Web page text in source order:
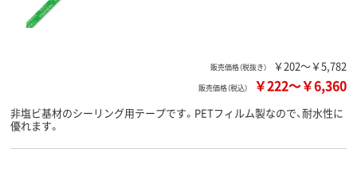
販売価格（税抜き） ￥202～￥5,782
販売価格（税込） ￥222～￥6,360
非塩ビ基材のシーリング用テープです。PETフィルム製なので、耐水性に
優れます。